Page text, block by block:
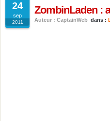
24
sep
2011
ZombinLaden :
Auteur : CaptainWeb dans :